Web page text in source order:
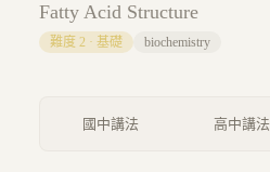
Fatty Acid Structure
難度 2 · 基礎 biochemistry
國中講法 高中講法